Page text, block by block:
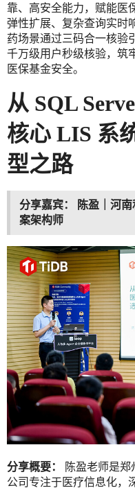
靠、高安全能力，赋能医
弹性扩展、复杂查询实时
药场景通过三码合一核验
千万级用户秒级核验，筑
医保基金安全。
从 SQL
核心 LIS 系
型之路
分享嘉宾： 陈盈｜河
案架构师
分享概要：
陈盈老师是郑
公司专注于医疗信息化，